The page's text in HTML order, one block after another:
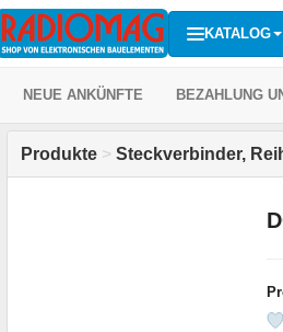
KATALOG
NEUE ANKÜNFTE BEZAHLUNG
Produkte > Steckverbinder,